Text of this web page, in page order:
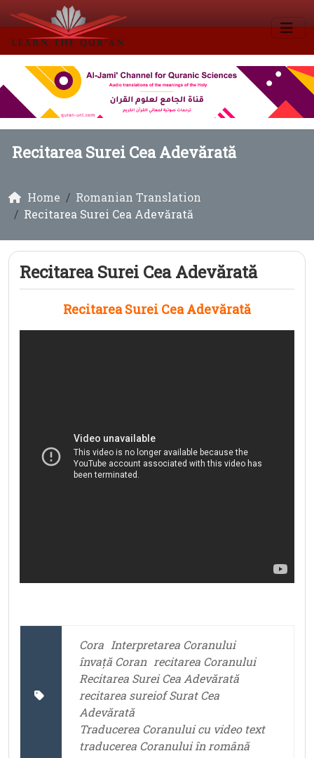
Recitarea Surei Cea Adevărată
Home
Romanian Translation
Recitarea Surei Cea Adevărată
Recitarea Surei Cea Adevărată
Recitarea Surei Cea Adevărată
Cora Interpretarea Coranului
învață Coran recitarea Coranului
Recitarea Surei Cea Adevărată
recitarea sureiof Surat Cea
Adevărată
Traducerea Coranului cu video text
traducerea Coranului în română